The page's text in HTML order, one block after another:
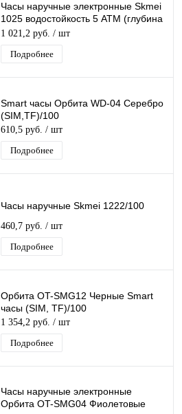
Часы наручные электронные Skmei
1025 водостойкость 5 АТМ (глубина
50м)
1 021,2 руб. / шт
Подробнее
Smart часы Орбита WD-04 Серебро
(SIM,TF)/100
610,5 руб. / шт
Подробнее
Часы наручные Skmei 1222/100
460,7 руб. / шт
Подробнее
Орбита OT-SMG12 Черные Smart
часы (SIM, TF)/100
1 354,2 руб. / шт
Подробнее
Часы наручные электронные
Орбита OT-SMG04 Фиолетовые